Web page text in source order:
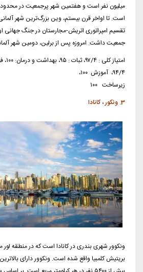
میلیون نفر است و هفتمین شهر پرجمعیت در
است. تا اواخر قرن بیستم، وین بزرگ‌ترین شهر
جمعیت داشت. امروزه پس از برلین، دومین شهر
۹۴/۴، آموزش ۱۰۰،
زیرساخت ۱۰۰
3. ونکور ، کانادا
بریتیش کلمبیا واقع شده است. ونکوور دارای